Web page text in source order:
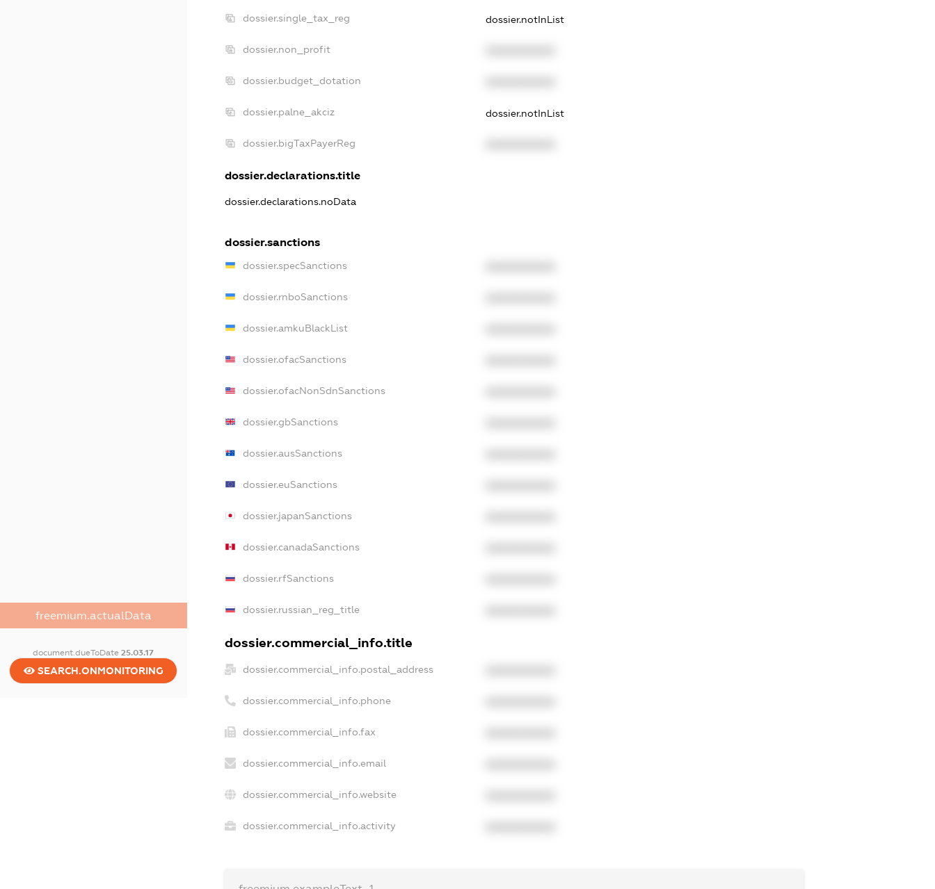
freemium.actualData
document.dueToDate25.03.17
SEARCH.ONMONITORING
dossier.single_tax_reg dossier.notInList
dossier.non_profit
dossier.budget_dotation
dossier.palne_akciz dossier.notInList
dossier.bigTaxPayerReg
dossier.declarations.title
dossier.declarations.noData
dossier.sanctions
dossier.specSanctions
dossier.rnboSanctions
dossier.amkuBlackList
dossier.ofacSanctions
dossier.ofacNonSdnSanctions
dossier.gbSanctions
dossier.ausSanctions
dossier.euSanctions
dossier.japanSanctions
dossier.canadaSanctions
dossier.rfSanctions
dossier.russian_reg_title
dossier.commercial_info.title
dossier.commercial_info.postal_address
dossier.commercial_info.phone
dossier.commercial_info.fax
dossier.commercial_info.email
dossier.commercial_info.website
dossier.commercial_info.activity